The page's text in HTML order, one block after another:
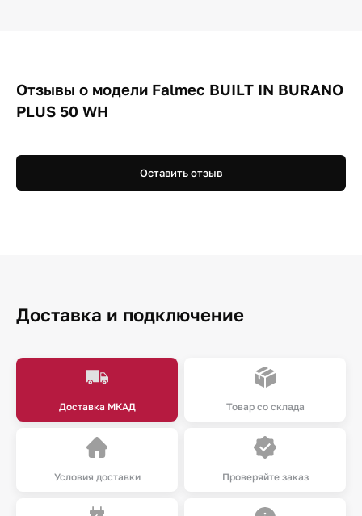
Отзывы о модели Falmec BUILT IN BURANO
PLUS 50 WH
Оставить отзыв
Доставка и подключение
Доставка МКАД Товар со склада
Условия доставки Проверяйте заказ